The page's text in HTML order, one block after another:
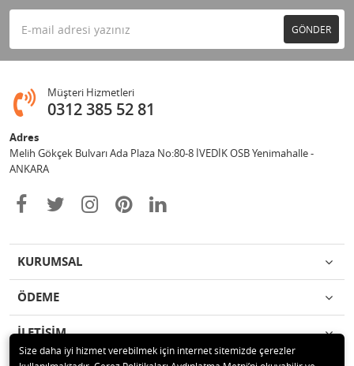
GÖNDER
Müşteri Hizmetleri
0312 385 52 81
Adres
Melih Gökçek Bulvarı Ada Plaza No:80-8 İVEDİK OSB Yenimahalle -
ANKARA
KURUMSAL
ÖDEME
İLETİŞİM
Size daha iyi hizmet verebilmek için internet sitemizde çerezler